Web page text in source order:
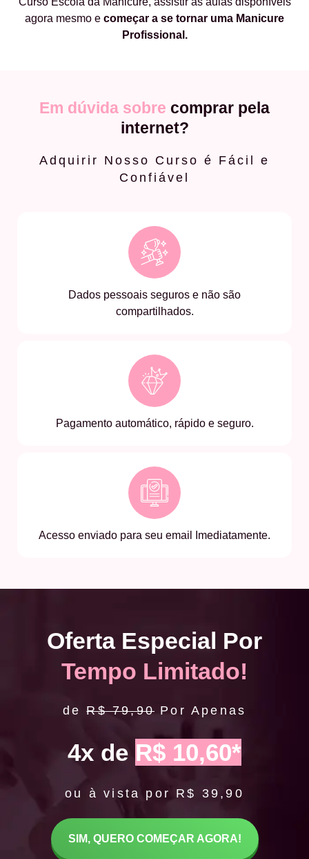
agora mesmo e começar a se tornar uma Manicure
Profissional.
Em dúvida sobre comprar pela
internet?
Adquirir Nosso Curso é Fácil e
Confiável
Dados pessoais seguros e não são
compartilhados.
Pagamento automático, rápido e seguro.
Acesso enviado para seu email Imediatamente.
Oferta Especial Por
Tempo Limitado!
deR$ 79,90 Por Apenas
4x de R$ 10,60*
ou à vista por R$ 39,90
SIM, QUERO COMEÇAR AGORA!